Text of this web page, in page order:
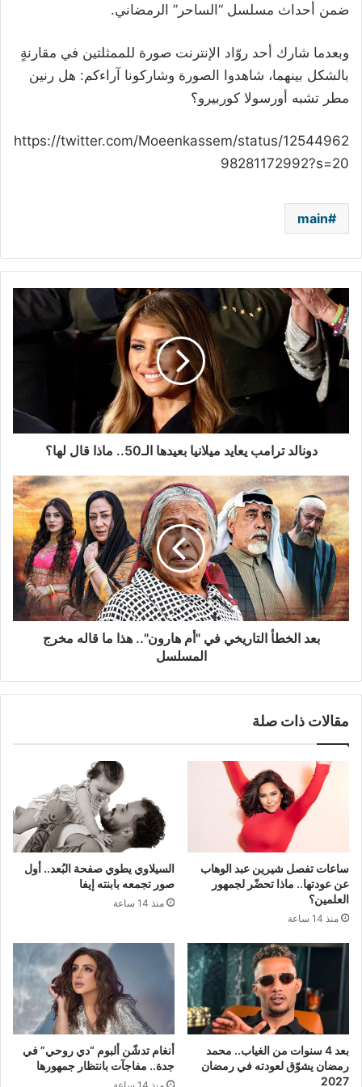
ضمن أحداث مسلسل “الساحر” الرمضاني.
وبعدما شارك أحد روّاد الإنترنت صورة للممثلتين في مقارنةٍ
بالشكل بينهما، شاهدوا الصورة وشاركونا آراءكم: هل رنين
مطر تشبه أورسولا كوربيرو؟
https://twitter.com/Moeenkassem/status/12544962
98281172992?s=20
main
دونالد
ترامب
يعايد
ميلانيا
بعيدها
الـ50..
لها؟
دونالد ترامب يعايد ميلانيا بعيدها الـ50.. ماذا قال لها؟
بعد
الخطأ
التاريخي
في
"أم
هارون"..
هذا
ما
قاله
بعد الخطأ التاريخي في "أم هارون".. هذا ما قاله مخرج
المسلسل
مقالات ذات صلة
ساعات تفصل شيرين عبد الوهاب
عن عودتها.. ماذا تحضّر لجمهور
العلمين؟
منذ 14 ساعة
السيلاوي يطوي صفحة البُعد.. أول
صور تجمعه بابنته إيفا
منذ 14 ساعة
بعد 4 سنوات من الغياب.. محمد
رمضان يشوّق لعودته في رمضان
2027
أنغام تدشّن ألبوم “دي روحي” في
جدة.. مفاجآت بانتظار جمهورها